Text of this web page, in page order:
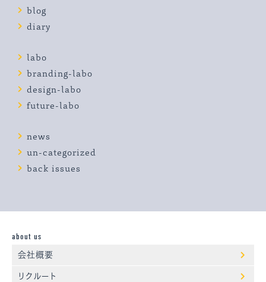
blog
diary
labo
branding-labo
design-labo
future-labo
news
un-categorized
back issues
about us
会社概要
リクルート